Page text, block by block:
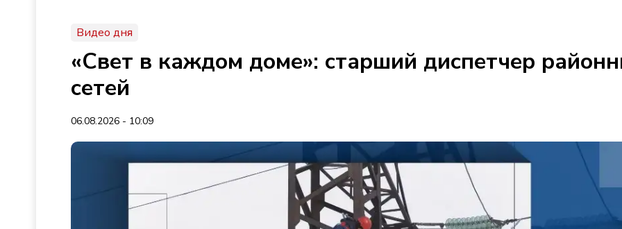
Видео дня
«Свет в каждом доме»: старший диспетчер
сетей
06.08.2026 - 10:09